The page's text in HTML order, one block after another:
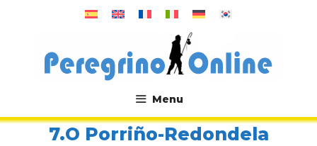
Menu
. 7.O Porriño-Redondela